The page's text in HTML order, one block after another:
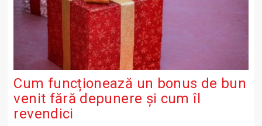
Cum funcționează un bonus de bun
venit fără depunere și cum îl
revendici